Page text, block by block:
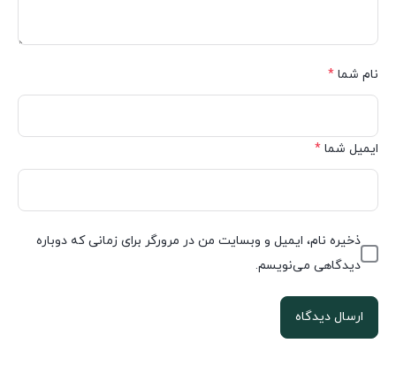
نام شما *
ایمیل شما *
ذخیره نام، ایمیل و وبسایت من در مرورگر برای زمانی که دوباره
دیدگاهی می‌نویسم.